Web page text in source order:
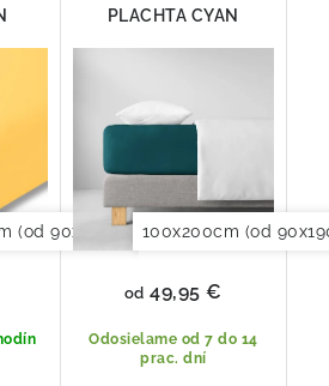
(od 90x190 do 120x220cm)
PLACHTA CYAN
100x200cm (od
Odosielame od 7 do 14
prac. dní
od 49,95 €